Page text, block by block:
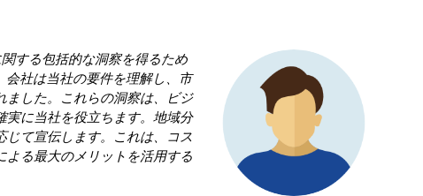
Research Nester を選択したことが当社のビジネスにとって最良の
決断であったと言っても過言ではありません。 私たちは「真空ポンプ市
場」という領域で当社を凌ぎたいと考えていました。しかし、当社は効
果的な戦略の青写真を作成することに戸惑いました。Research Nester
は、従うべき勝利戦略を構築することで、成功への道をナビゲートする
のに役立ちました。